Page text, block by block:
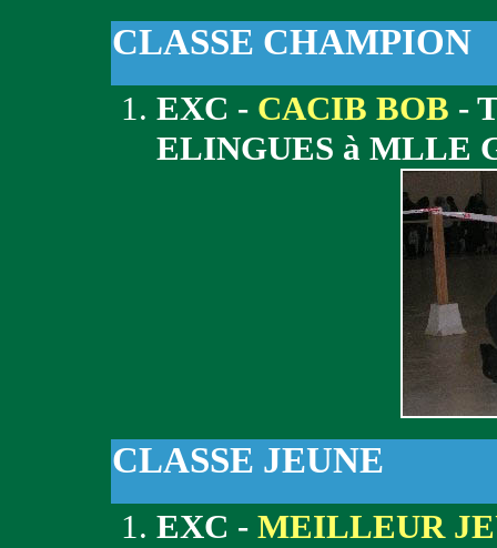
CLASSE CHAMPION
EXC - CACIB BOB -
ELINGUES à MLLE
CLASSE JEUNE
EXC - MEILLEUR